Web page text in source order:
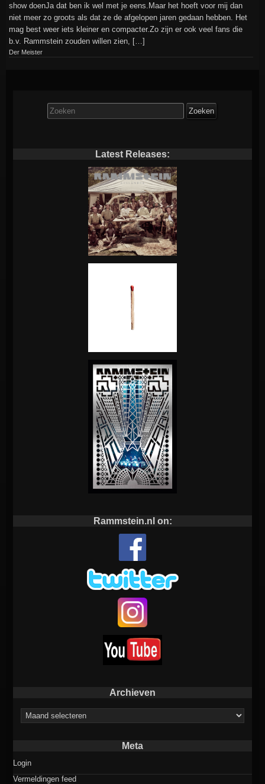
show doenJa dat ben ik wel met je eens.Maar het hoeft voor mij dan
niet meer zo groots als dat ze de afgelopen jaren gedaan hebben. Het
mag best weer iets kleiner en compacter.Zo zijn er ook veel fans die
b.v. Rammstein zouden willen zien, […]
Der Meister
Zoek
naar:
Latest Releases:
Rammstein.nl on:
Archieven
Archieven
Meta
Login
Vermeldingen feed